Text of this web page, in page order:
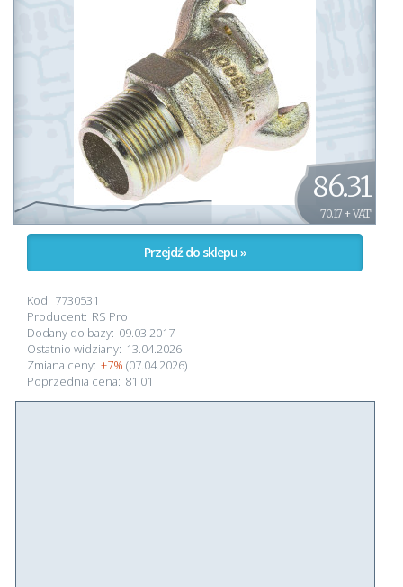
86.31
70.17 + VAT
Przejdź do sklepu »
Kod: 7730531
Producent: RS Pro
Dodany do bazy: 09.03.2017
Ostatnio widziany: 13.04.2026
Zmiana ceny: +7% (07.04.2026)
Poprzednia cena: 81.01